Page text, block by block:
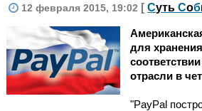
12 февраля 2015, 19:02 [ Суть Соб
для
отрасли в
"PayPal